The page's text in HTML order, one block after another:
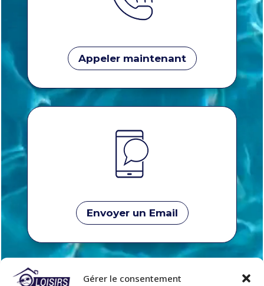
Gérer le consentement
Appeler maintenant
Envoyer un Email